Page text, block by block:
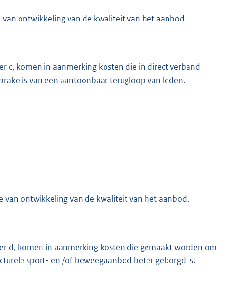
ontwikkeling van de kwaliteit van het aanbod.
c, komen in aanmerking kosten die in direct verband
is van een aantoonbaar terugloop van leden.
ontwikkeling van de kwaliteit van het aanbod.
d, komen in aanmerking kosten die gemaakt worden om
sport- en /of beweegaanbod beter geborgd is.